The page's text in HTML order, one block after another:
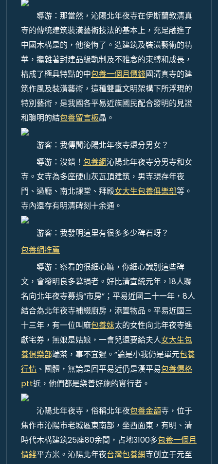
導游：那當然，沁陽北年夜寺在伊斯蘭教清真
寺的傳統建筑裝潢藝術技法的基本上，充足融進了
中國木構是的，他後悔了。造建筑及裝潢藝術的精
華，攙雜著封建品級軌制及不雅念的束縛和成長，
構成了極具特點的中包養一個月價錢國清真寺的建
筑作風及裝潢藝術，這種雙重文明架構下所浮現的
特別藝術，是我國各平易近族國民配合發明的見證
和聰明的結包養留言板晶。
游客：我傳聞沁陽北年夜寺還分男女？
導游：沒錯！ 包養網沁陽北年夜寺分男寺和女
寺。女寺為多座硬山灰瓦頂建筑，男寺現存年夜
門、過廳、南北課堂、拜殿女大生包養俱樂部等。
寺內還存有明清碑刻十余通。
游客：我發明這里有很多多少碑石呀？
包養網推薦
導游：察看的很細心嘛，你細心識別這些碑
文，會發明良多募捐者。好比清宣統元年，18人聯
名向北年夜寺募捐“市房”；平易近國二十一年，8人
結合為北年夜寺補綴廚房，添置物品。平易近國三
十三年，有一位叫麻包養妹太的女性向北年夜寺進
獻宅券，無娘是姑娘，一會兒還要給夫人女大生包
養俱樂部端茶，事不宜遲。”論是小我仍是單元包養
行情 、團體，無論是回平易近仍是漢平易包養價格
ptt近，他們都是樂善好施的實行者。
沁陽北年夜寺，俗稱北年夜包養金額寺，位于
焦作市沁陽市老城區東南部，坐西面東，有明、清
時代木構建筑25座80余間，占地3100多包養一個月
價錢平方米。沁陽北年夜台灣包養網寺創立于元至